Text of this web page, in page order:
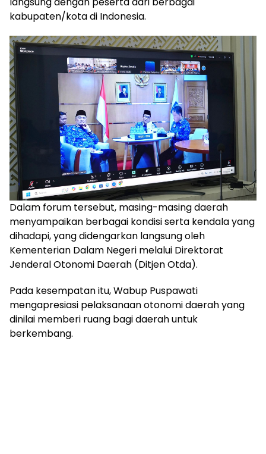
kabupaten/kota di Indonesia.
Dalam forum tersebut, masing-masing daerah
menyampaikan berbagai kondisi serta kendala yang
dihadapi, yang didengarkan langsung oleh
Kementerian Dalam Negeri melalui Direktorat
Jenderal Otonomi Daerah (Ditjen Otda).
Pada kesempatan itu, Wabup Puspawati
mengapresiasi pelaksanaan otonomi daerah yang
dinilai memberi ruang bagi daerah untuk
berkembang.